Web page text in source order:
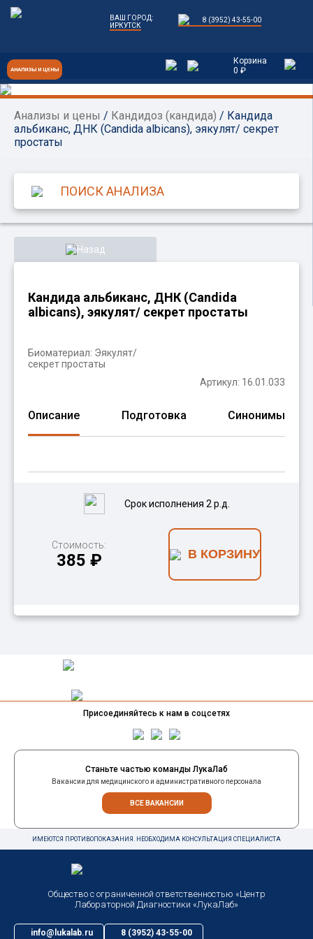
АНАЛИЗЫ И ЦЕНЫ
ВАШ ГОРОД:
ИРКУТСК
8 (3952) 43-55-00
Корзина
0 ₽
Анализы и цены / Кандидоз (кандида) / Кандида
альбиканс, ДНК (Candida albicans), эякулят/ секрет
простаты
Назад
Кандида альбиканс, ДНК (Candida
albicans), эякулят/ секрет простаты
Биоматериал: Эякулят/
секрет простаты
Артикул: 16.01.033
Описание Подготовка Синонимы
Срок исполнения 2 р.д.
Стоимость:
385 ₽ В КОРЗИНУ
Присоединяйтесь к нам в соцсетях
Станьте частью команды ЛукаЛаб
Вакансии для медицинского и административного персонала
ВСЕ ВАКАНСИИ
ИМЕЮТСЯ ПРОТИВОПОКАЗАНИЯ. НЕОБХОДИМА КОНСУЛЬТАЦИЯ СПЕЦИАЛИСТА
Общество с ограниченной ответственностью «Центр
Лабораторной Диагностики «ЛукаЛаб»
info@lukalab.ru 8 (3952) 43-55-00